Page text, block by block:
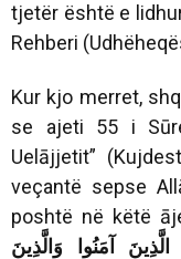
tjetër është e
Rehberi
Kur kjo merret,
se ajeti 55 i
Uelājjetit”
veçantë sepse
poshtë në këtë
وَالَّذِينَ
آمَنُوا الَّذِينَ